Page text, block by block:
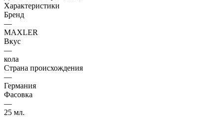
Характеристики
Бренд
—
MAXLER
Вкус
—
кола
Страна происхождения
—
Германия
Фасовка
—
25 мл.